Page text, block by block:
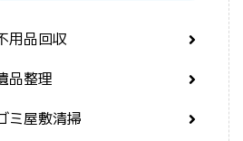
用品回収
品整理
ミ屋敷清掃